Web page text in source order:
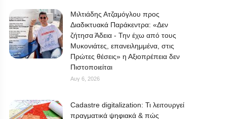
Μιλτιάδης Ατζαμόγλου προς
Διαδικτυακά Παράκεντρα: «Δεν
ζήτησα Άδεια - Την έχω από τους
Μυκονιάτες, επανειλημμένα, στις
Πρώτες θέσεις» η Αξιοπρέπεια δεν
Πιστοποιείται
Αυγ 6, 2026
Cadastre digitalization: Τι λειτουργεί
πραγματικά ψηφιακά & πώς